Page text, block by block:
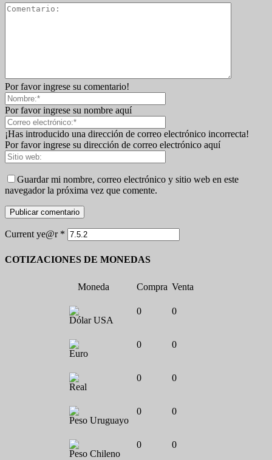
Por favor ingrese su comentario!
Por favor ingrese su nombre aquí
¡Has introducido una dirección de correo electrónico incorrecta!
Por favor ingrese su dirección de correo electrónico aquí
Guardar mi nombre, correo electrónico y sitio web en este
navegador la próxima vez que comente.
Current ye@r *
COTIZACIONES DE MONEDAS
Moneda Compra Venta
Dólar USA
0 0
Euro
0 0
Real
0 0
Peso Uruguayo
0 0
Peso Chileno
0 0